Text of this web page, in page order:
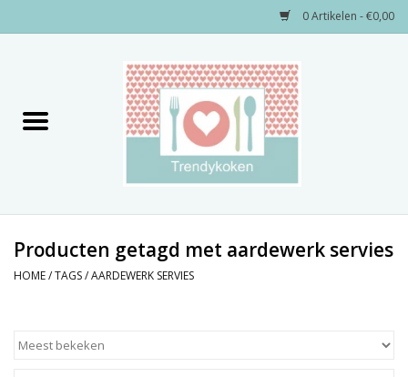
0 Artikelen - €0,00
Decoratie
Textiel
Producten getagd met aardewerk servies
HOME/TAGS/AARDEWERK SERVIES